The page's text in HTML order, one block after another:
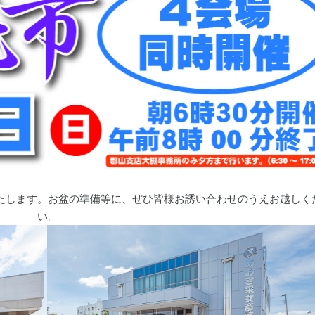
ます。お盆の準備等に、ぜひ皆様お誘い合わせのうえお越しく
い。